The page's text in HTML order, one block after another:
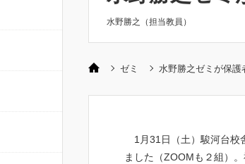
水野勝之（担当教員）
ゼミ 水野勝之ゼミが保護
1 月31 日（土）駿河台校
ました（ZOOMも２組）